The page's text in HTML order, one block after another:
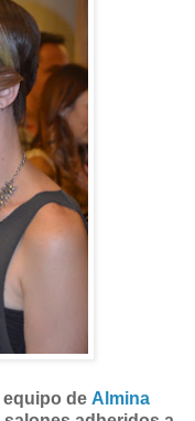
equipo de Almina